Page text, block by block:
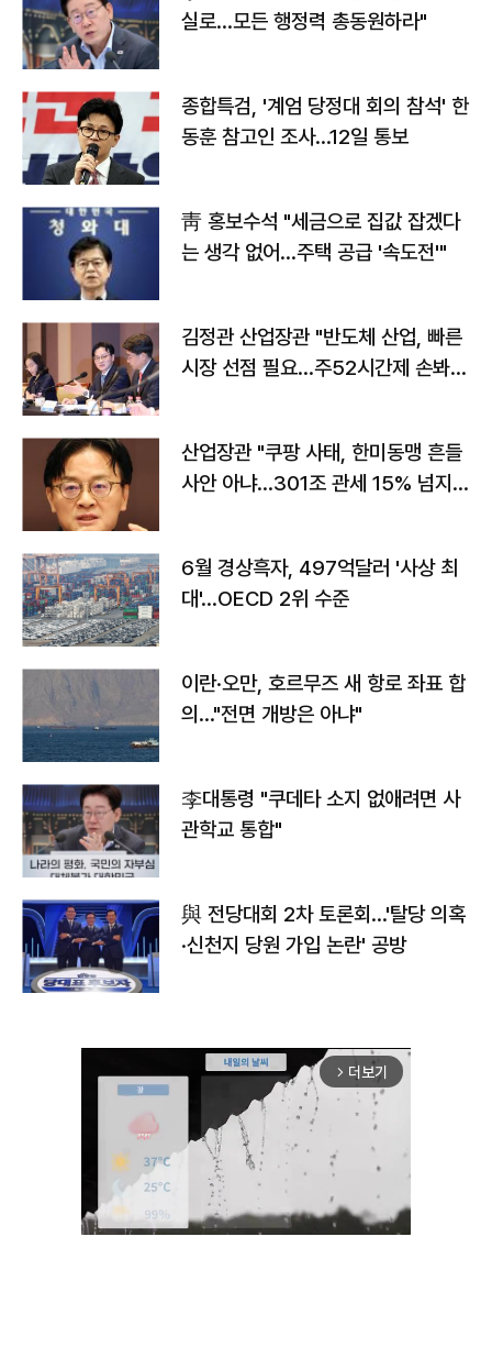
실로…모든 행정력 총동원하라"
종합특검, '계엄 당정대 회의 참석' 한
동훈 참고인 조사...12일 통보
靑 홍보수석 "세금으로 집값 잡겠다
는 생각 없어…주택 공급 '속도전'"
김정관 산업장관 "반도체 산업, 빠른
시장 선점 필요…주52시간제 손봐
산업장관 "쿠팡 사태, 한미동맹 흔들
사안 아냐…301조 관세 15% 넘지
6월 경상흑자, 497억달러 '사상 최
대'…OECD 2위 수준
이란·오만, 호르무즈 새 항로 좌표 합
의…"전면 개방은 아냐"
李대통령 "쿠데타 소지 없애려면 사
관학교 통합"
與 전당대회 2차 토론회…'탈당 의혹
·신천지 당원 가입 논란' 공방
arrow_forward_ios 더보기